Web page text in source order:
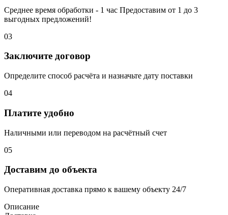
Среднее время обработки - 1 час Предоставим от 1 до 3
выгодных предложений!
03
Заключите договор
Определите способ расчёта и назначьте дату поставки
04
Платите удобно
Наличными или переводом на расчётный счет
05
Доставим до объекта
Оперативная доставка прямо к вашему объекту 24/7
Описание